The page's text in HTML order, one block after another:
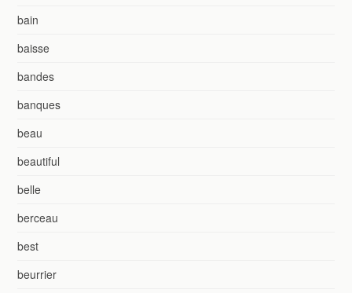
bain
baisse
bandes
banques
beau
beautiful
belle
berceau
best
beurrier